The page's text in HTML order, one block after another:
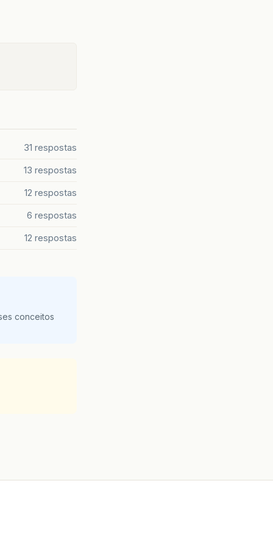
31 respostas
13 respostas
12 respostas
6 respostas
12 respostas
conceitos